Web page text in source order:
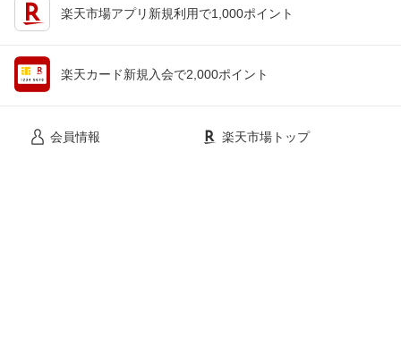
楽天市場アプリ新規利用で1,000ポイント
楽天カード新規入会で2,000ポイント
会員情報 楽天市場トップ